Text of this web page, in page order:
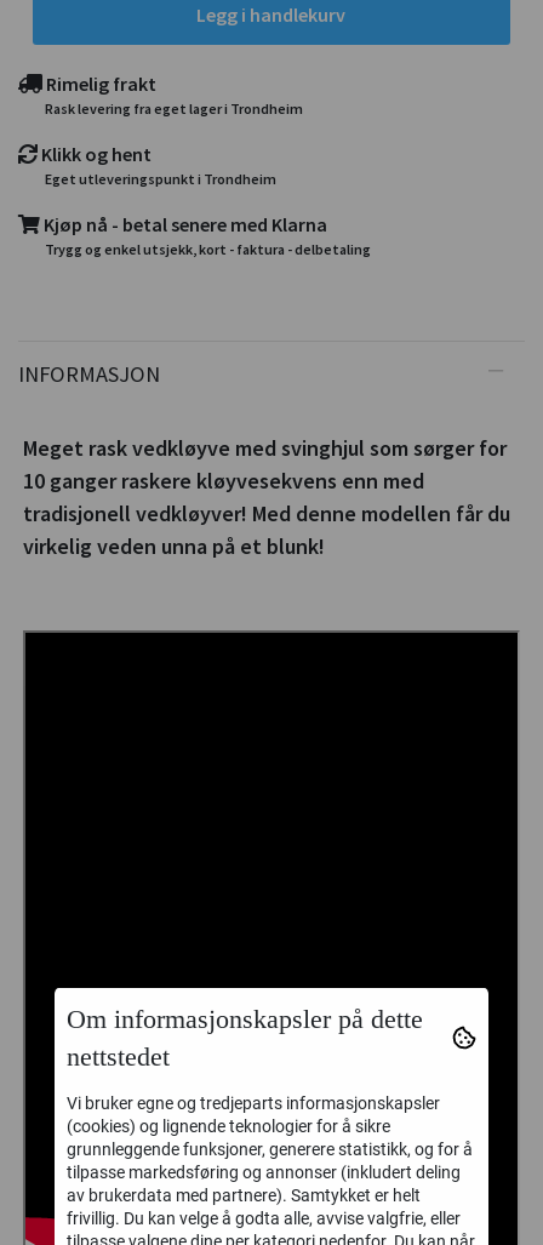
Legg i handlekurv
Rimelig frakt
Rask levering fra eget lager i Trondheim
Klikk og hent
Eget utleveringspunkt i Trondheim
Kjøp nå - betal senere med Klarna
Trygg og enkel utsjekk, kort - faktura - delbetaling
INFORMASJON
Meget rask vedkløyve med svinghjul som sørger for
10 ganger raskere kløyvesekvens enn med
tradisjonell vedkløyver! Med denne modellen får du
virkelig veden unna på et blunk!
Om informasjonskapsler på dette
nettstedet
Vi bruker egne og tredjeparts informasjonskapsler
(cookies) og lignende teknologier for å sikre
grunnleggende funksjoner, generere statistikk, og for å
tilpasse markedsføring og annonser (inkludert deling
av brukerdata med partnere). Samtykket er helt
frivillig. Du kan velge å godta alle, avvise valgfrie, eller